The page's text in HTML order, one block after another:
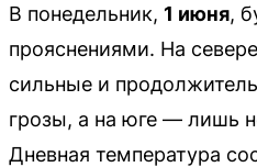
В понедельник, 1 июня,
прояснениями. На
сильные и
грозы, а на юге — лишь
Дневная температура